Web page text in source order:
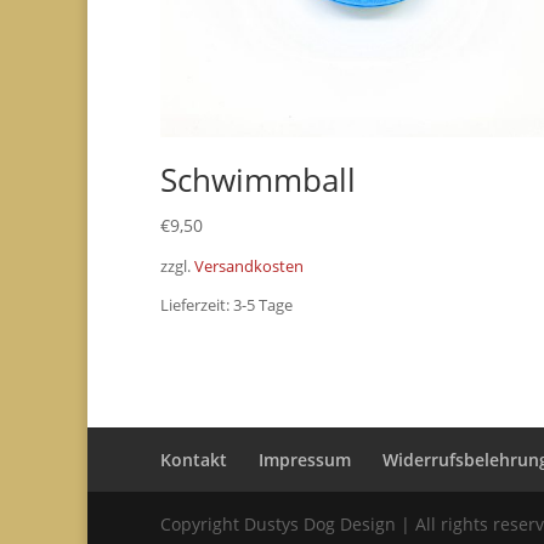
Schwimmball
€9,50
zzgl.Versandkosten
Lieferzeit:3-5 Tage
Kontakt Impressum
Copyright Dustys Dog Design | All rights